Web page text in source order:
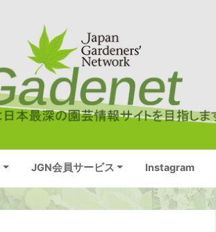
JGN会員サービス Instagram